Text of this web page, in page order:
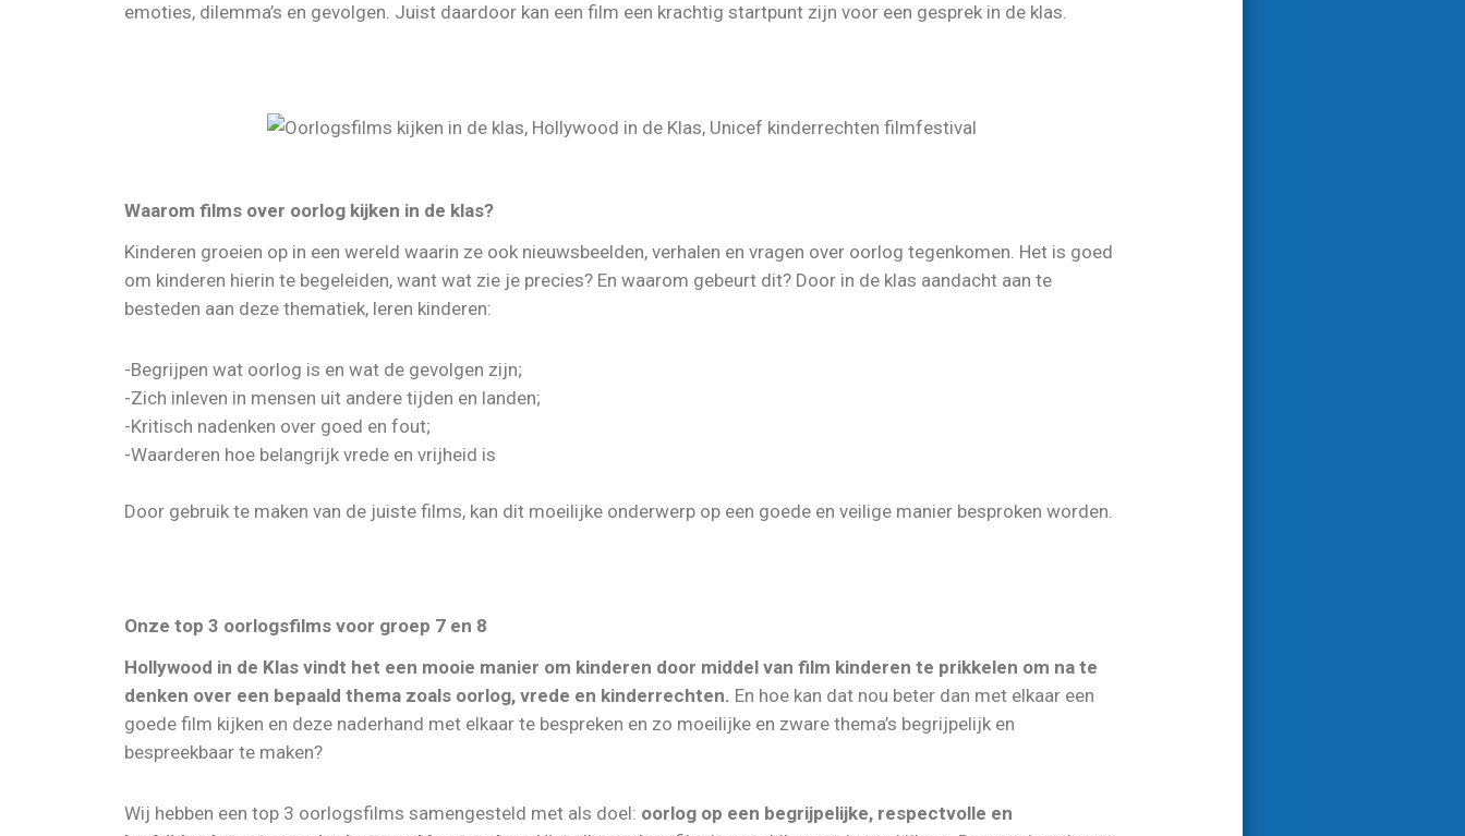
emoties, dilemma’s en gevolgen. Juist daardoor kan een film een krachtig startpunt zijn voor een gesprek in de klas.
Waarom films over oorlog kijken in de klas?
Kinderen groeien op in een wereld waarin ze ook nieuwsbeelden, verhalen en vragen over oorlog tegenkomen. Het is goed
om kinderen hierin te begeleiden, want wat zie je precies? En waarom gebeurt dit? Door in de klas aandacht aan te
besteden aan deze thematiek, leren kinderen:
-Begrijpen wat oorlog is en wat de gevolgen zijn;
-Zich inleven in mensen uit andere tijden en landen;
-Kritisch nadenken over goed en fout;
-Waarderen hoe belangrijk vrede en vrijheid is
Door gebruik te maken van de juiste films, kan dit moeilijke onderwerp op een goede en veilige manier besproken worden.
Onze top 3 oorlogsfilms voor groep 7 en 8
Hollywood in de Klas vindt het een mooie manier om kinderen door middel van film kinderen te prikkelen om na te
denken over een bepaald thema zoals oorlog, vrede en kinderrechten. En hoe kan dat nou beter dan met elkaar een
goede film kijken en deze naderhand met elkaar te bespreken en zo moeilijke en zware thema’s begrijpelijk en
bespreekbaar te maken?
Wij hebben een top 3 oorlogsfilms samengesteld met als doel: oorlog op een begrijpelijke, respectvolle en